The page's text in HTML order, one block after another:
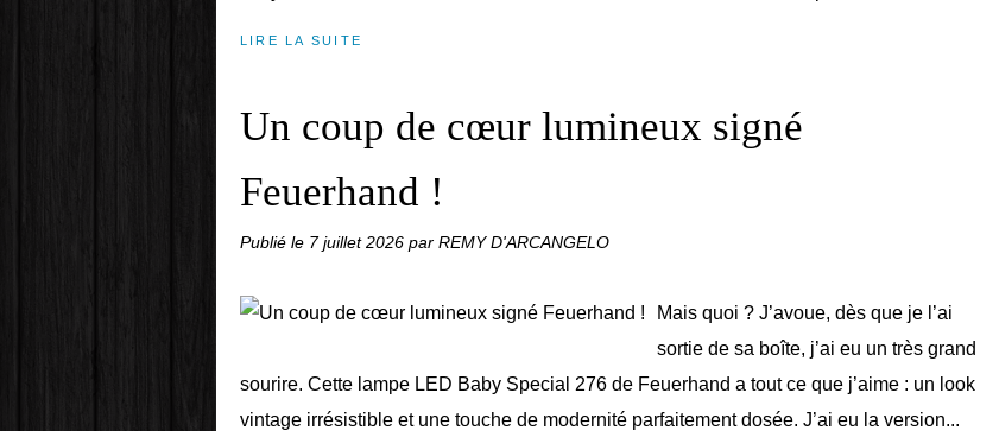
LIRE LA SUITE
Un coup de cœur lumineux signé
Feuerhand !
Publié le 7 juillet 2026 par REMY D'ARCANGELO
Mais quoi ? J’avoue, dès que je l’ai
sortie de sa boîte, j’ai eu un très grand
sourire. Cette lampe LED Baby Special 276 de Feuerhand a tout ce que j’aime : un look
vintage irrésistible et une touche de modernité parfaitement dosée. J’ai eu la version...